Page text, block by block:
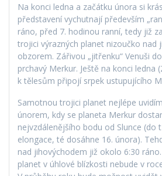
Na konci ledna a začátku února si
představení vychutnají především
ráno, před 7. hodinou ranní, tedy již
trojici výrazných planet nizoučko nad
obzorem. Zářivou „jitřenku“ Venuši
prchavý Merkur. Ještě na konci ledna
k tělesům připojí srpek ustupujícího
Samotnou trojici planet nejlépe
únorem, kdy se planeta Merkur
nejvzdálenějšího bodu od Slunce (do
elongace, té dosáhne 16. února).
nad jihovýchodem již okolo 6:30
planet v úhlové blízkosti nebude v